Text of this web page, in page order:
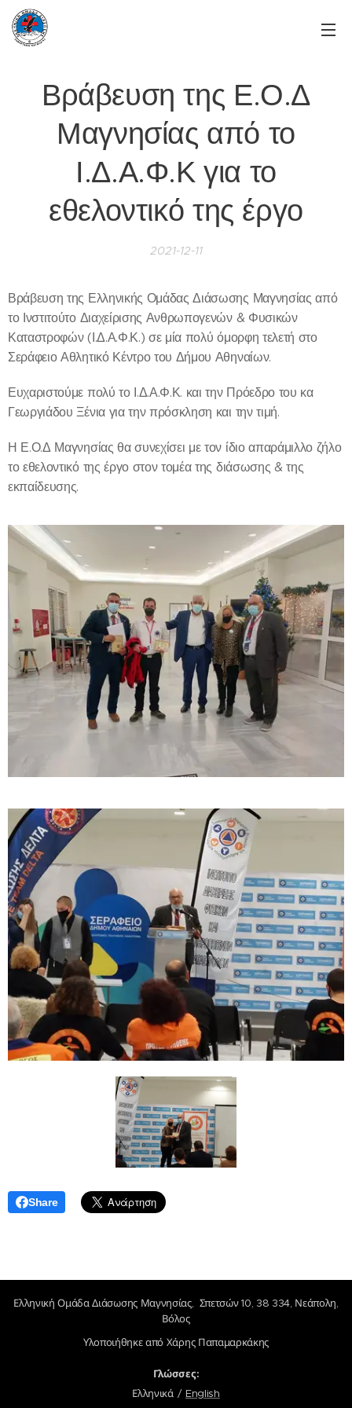
Βράβευση της Ε.Ο.Δ
Μαγνησίας από το
Ι.Δ.Α.Φ.Κ για το
εθελοντικό της έργο
2021-12-11
Βράβευση της Ελληνικής Ομάδας Διάσωσης Μαγνησίας από
το Ινστιτούτο Διαχείρισης Ανθρωπογενών & Φυσικών
Καταστροφών (Ι.Δ.Α.Φ.Κ.) σε μία πολύ όμορφη τελετή στο
Σεράφειο Αθλητικό Κέντρο του Δήμου Αθηναίων.
Ευχαριστούμε πολύ το Ι.Δ.Α.Φ.Κ. και την Πρόεδρο του κα
Γεωργιάδου Ξένια για την πρόσκληση και την τιμή.
Η Ε.Ο.Δ Μαγνησίας θα συνεχίσει με τον ίδιο απαράμιλλο ζήλο
το εθελοντικό της έργο στον τομέα της διάσωσης & της
εκπαίδευσης.
Share
Ελληνική Ομάδα Διάσωσης Μαγνησίας, Σπετσών 10, 38 334, Νεάπολη,
Βόλος
Υλοποιήθηκε από Χάρης Παπαμαρκάκης
Γλώσσες
Ελληνικά
English